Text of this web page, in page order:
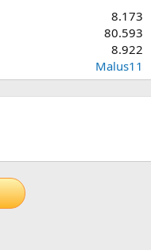
8.173
80.593
8.922
Malus11